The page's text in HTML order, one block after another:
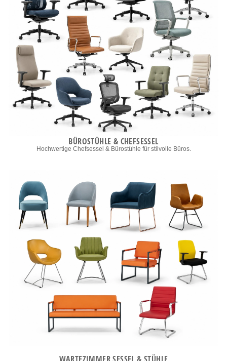
BÜROSTÜHLE & CHEFSESSEL
Hochwertige Chefsessel & Bürostühle für stilvolle Büros.